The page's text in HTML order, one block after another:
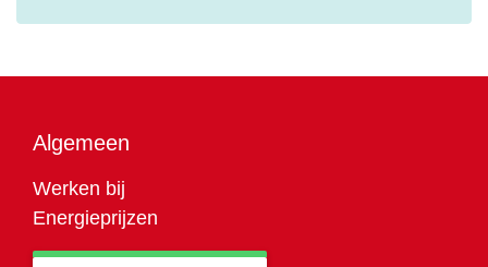
Algemeen
Werken bij
Energieprijzen